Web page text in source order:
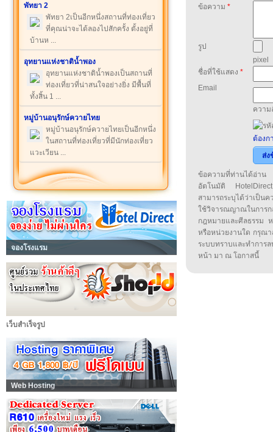
พัทยา 2
พัทยา 2เป็นอีกหนึ่งสถานที่ท่องเที่ยว
ที่คุณน่าจะได้ลองไปสักครั้ง ตั้งอยู่ที่
บ้านห ...
อุทยานแห่งชาติน้ำพอง
อุทยานแห่งชาติน้ำพองเป็นสถานที่
ท่องเที่ยวที่น่าสนใจอย่างยิ่ง มีพื้นที่
ทั้งสิ้น 1 ...
หมู่บ้านอนุรักษ์ควายไทย
หมู่บ้านอนุรักษ์ควายไทยเป็นอีกหนึ่ง
ในสถานที่ท่องเที่ยวที่มีนักท่องเที่ยว
แวะเวียน ...
จองโรงแรม
เว็บสำเร็จรูป
Web Hosting
ข้อความ *
รูป
pixel
ชื่อที่ใช้แสดง *
Email
ความ
ต้องก
ส่ง
ข้อความที่ท่านได้อ่าน
อัตโนมัติ
สามารถระบุได้ว่าเป็น
ใช้วิจารณญาณในกา
กฎหมายและศีลธรรม
หรือหน่วยงานใด กรุณา
ระบบทราบและทำกา
หน้า มา ณ โอกาสนี้